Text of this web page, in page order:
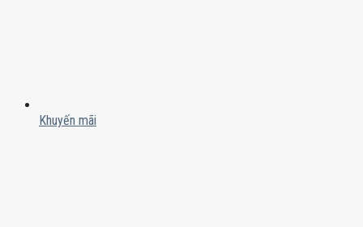
Khuyến mãi